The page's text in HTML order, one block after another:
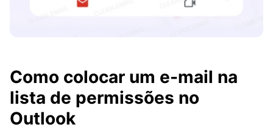
Como colocar um e-mail na
lista de permissões no
Outlook